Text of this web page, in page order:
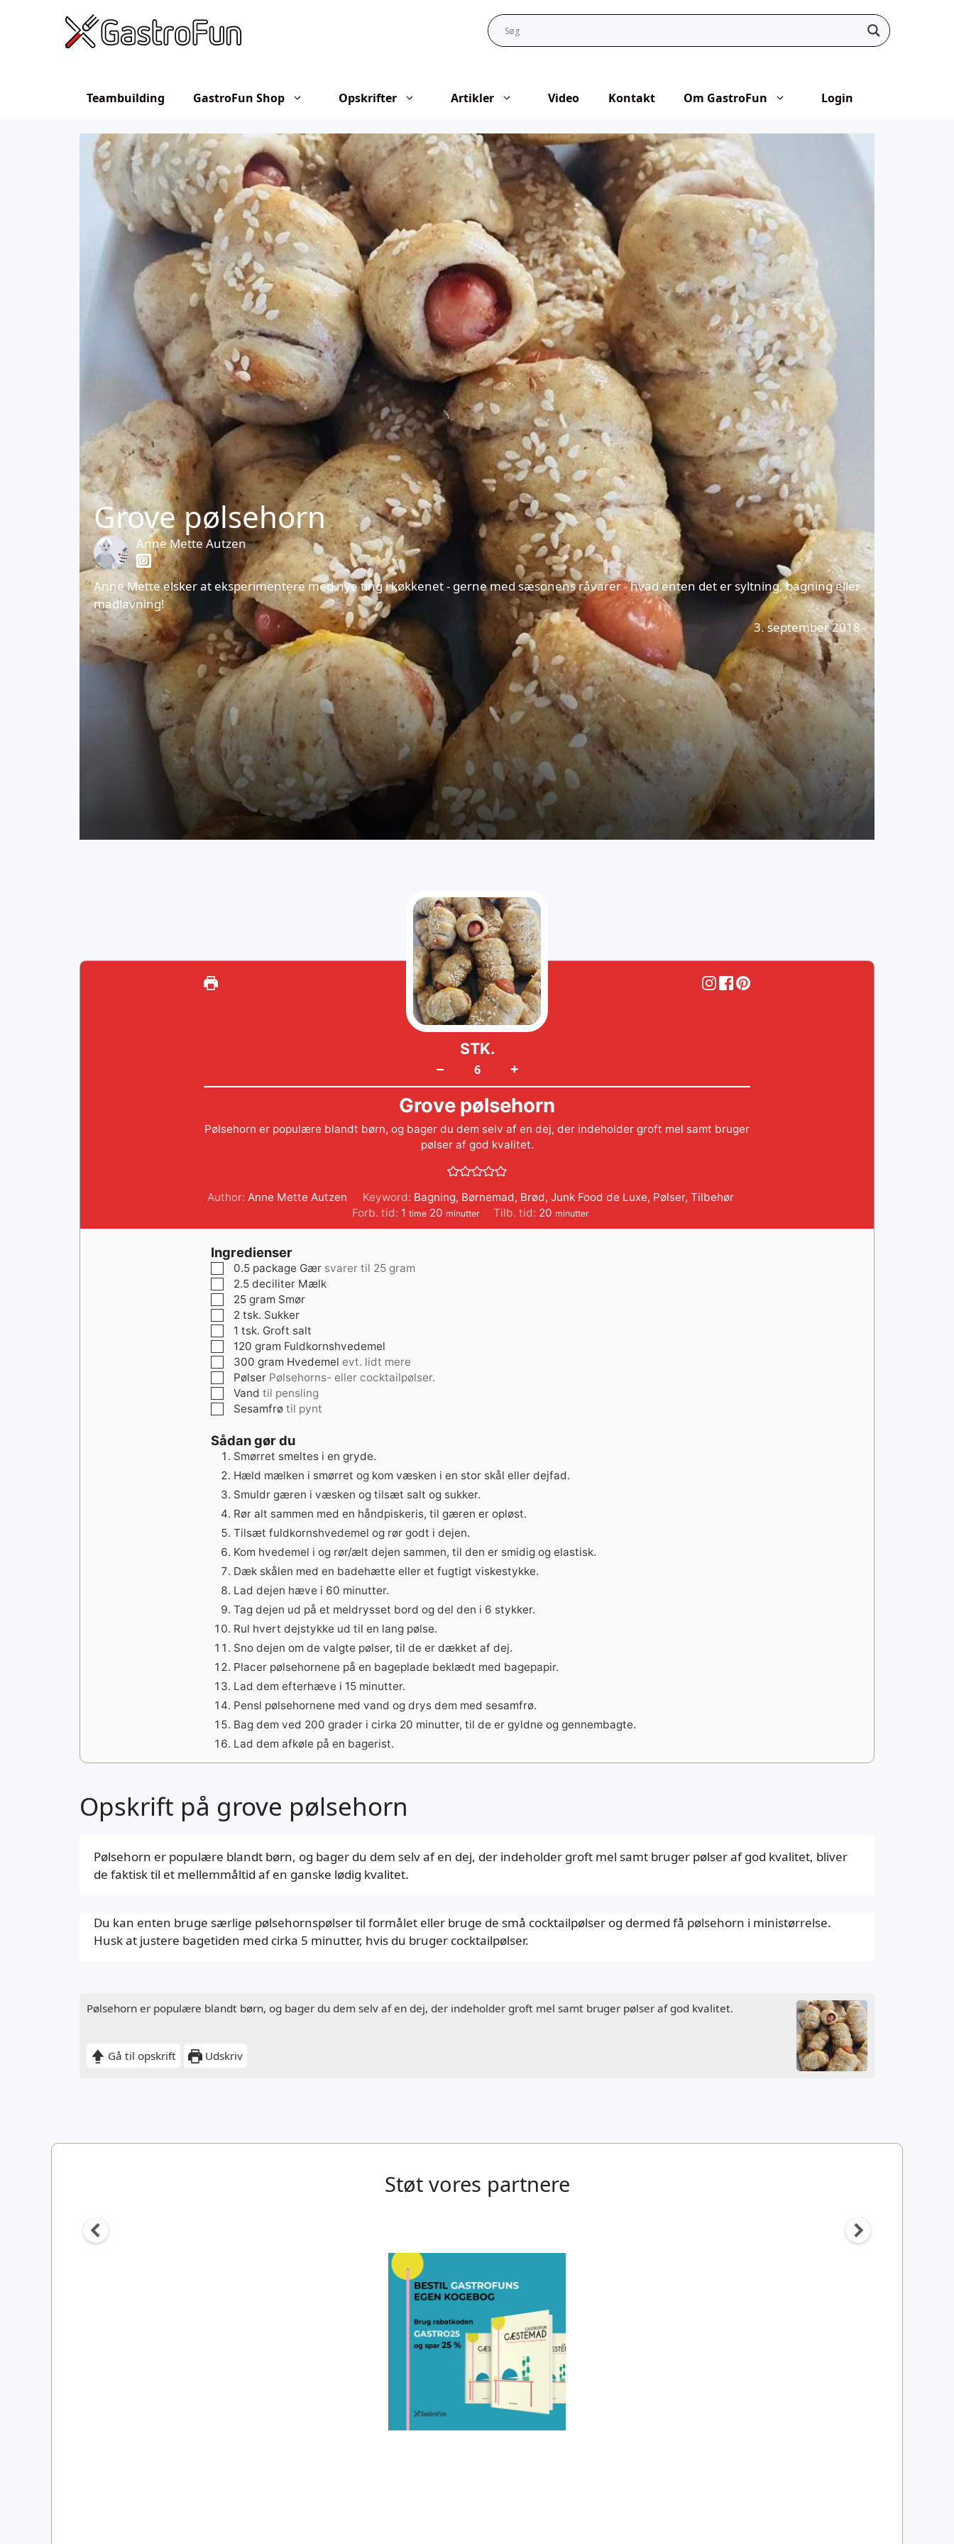
Teambuilding GastroFun Shop Opskrifter Artikler Video Kontakt Om GastroFun Login
Grove pølsehorn
Anne Mette Autzen
Anne Mette elsker at eksperimentere med nye ting i køkkenet - gerne med sæsonens råvarer - hvad enten det er syltning, bagning eller
madlavning!
3. september 2018
Pølsehorn er populære blandt børn, og bager du dem selv af en dej, der indeholder groft mel samt bruger pølser af god kvalitet.
Gå til opskrift Udskriv
Opskrift på grove pølsehorn
Pølsehorn er populære blandt børn, og bager du dem selv af en dej, der indeholder groft mel samt bruger pølser af god kvalitet, bliver
de faktisk til et mellemmåltid af en ganske lødig kvalitet.
Du kan enten bruge særlige pølsehornspølser til formålet eller bruge de små cocktailpølser og dermed få pølsehorn i ministørrelse.
Husk at justere bagetiden med cirka 5 minutter, hvis du bruger cocktailpølser.
– +
STK.
Grove pølsehorn
Pølsehorn er populære blandt børn, og bager du dem selv af en dej, der indeholder groft mel samt bruger
pølser af god kvalitet.
Author: Anne Mette Autzen Keyword: Bagning, Børnemad, Brød, Junk Food de Luxe, Pølser, Tilbehør
Forb. tid: 1 time
time 20 minutter
minutter Tilb. tid: 20minutter
minutter
Ingredienser
▢
0.5 package Gær svarer til 25 gram
▢
2.5 deciliter Mælk
▢
25 gram Smør
▢
2 tsk. Sukker
▢1 tsk. Groft salt
▢120 gram Fuldkornshvedemel
▢
300 gram Hvedemel evt. lidt mere
▢
Pølser Pølsehorns- eller cocktailpølser.
▢
Vand til pensling
▢
Sesamfrø til pynt
Sådan gør du
Smørret smeltes i en gryde.
Hæld mælken i smørret og kom væsken i en stor skål eller dejfad.
Smuldr gæren i væsken og tilsæt salt og sukker.
Rør alt sammen med en håndpiskeris, til gæren er opløst.
Tilsæt fuldkornshvedemel og rør godt i dejen.
Kom hvedemel i og rør/ælt dejen sammen, til den er smidig og elastisk.
Dæk skålen med en badehætte eller et fugtigt viskestykke.
Lad dejen hæve i 60 minutter.
Tag dejen ud på et meldrysset bord og del den i 6 stykker.
Rul hvert dejstykke ud til en lang pølse.
Sno dejen om de valgte pølser, til de er dækket af dej.
Placer pølsehornene på en bageplade beklædt med bagepapir.
Lad dem efterhæve i 15 minutter.
Pensl pølsehornene med vand og drys dem med sesamfrø.
Bag dem ved 200 grader i cirka 20 minutter, til de er gyldne og gennembagte.
Lad dem afkøle på en bagerist.
Støt vores partnere